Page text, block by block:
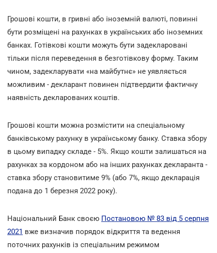
Грошові кошти, в гривні або іноземній валюті, повинні
бути розміщені на рахунках в українських або іноземних
банках. Готівкові кошти можуть бути задекларовані
тільки після переведення в безготівкову форму. Таким
чином, задекларувати «на майбутнє» не уявляється
можливим - декларант повинен підтвердити фактичну
наявність декларованих коштів.
Грошові кошти можна розмістити на спеціальному
банківському рахунку в українському банку. Ставка збору
в цьому випадку складе - 5%. Якщо кошти залишаться на
рахунках за кордоном або на інших рахунках декларанта -
ставка збору становитиме 9% (або 7%, якщо декларація
подана до 1 березня 2022 року).
Національний Банк своєю Постановою № 83 від 5 серпня
2021 вже визначив порядок відкриття та ведення
поточних рахунків із спеціальним режимом